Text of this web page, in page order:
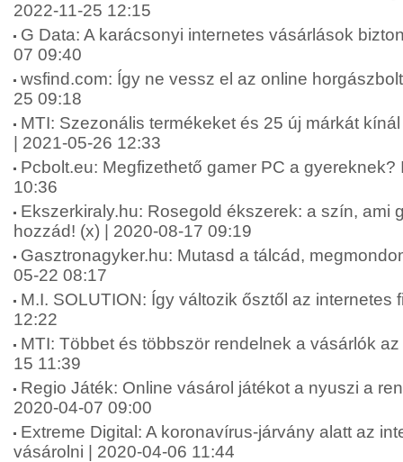
2022-11-25 12:15
G Data: A karácsonyi internetes vásárlások
07 09:40
wsfind.com: Így ne vessz el az online
25 09:18
MTI: Szezonális termékeket és 25 új márkát
| 2021-05-26 12:33
Pcbolt.eu: Megfizethető gamer PC a gyereknek?
10:36
Ekszerkiraly.hu: Rosegold ékszerek: a szín, ami
hozzád! (x) | 2020-08-17 09:19
Gasztronagyker.hu: Mutasd a tálcád,
05-22 08:17
M.I. SOLUTION: Így változik ősztől az internetes
12:22
MTI: Többet és többször rendelnek a vásárlók
15 11:39
Regio Játék: Online vásárol játékot a nyuszi a
2020-04-07 09:00
Extreme Digital: A koronavírus-járvány alatt az
vásárolni | 2020-04-06 11:44